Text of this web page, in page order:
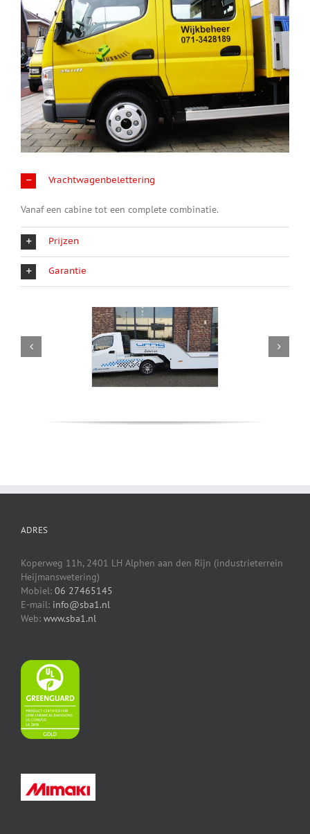
Vrachtwagenbelettering
Vanaf een cabine tot een complete combinatie.
Prijzen
Garantie
ADRES
Koperweg 11h, 2401 LH Alphen aan den Rijn (industrieterrein
Heijmanswetering)
Mobiel: 06 27465145
E-mail: info@sba1.nl
Web: www.sba1.nl